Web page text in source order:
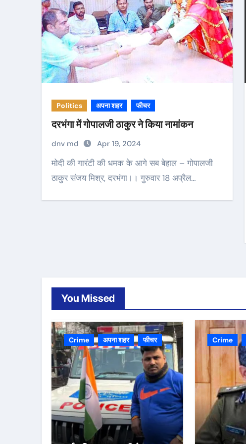
Politics अपना शहर फीचर
दरभंगा में गोपालजी ठाकुर ने किया नामांकन
dnv md Apr 19, 2024
मोदी की गारंटी की धमक के आगे सब बेहाल – गोपालजी
ठाकुर संजय मिश्र, दरभंगा।। गुरुवार 18 अप्रैल…
You Missed
Crime अपना शहर फीचर Crime